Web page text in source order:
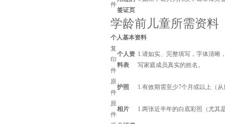
件
签证页
学龄前儿童所需资料
个人基本资料
复
印
件
个人资
料表
1.请如实、完整填写，字体清晰
写家庭成员真实的姓名。
原
件
护照 1.有效期需至少7个月或以上（
原
件
相片 1.两张近半年的白底彩照（尤其